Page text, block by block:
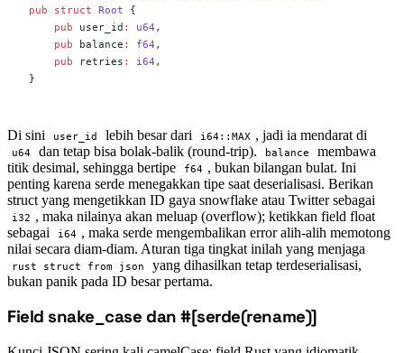
pub struct Root {
    pub
user_id : u64 ,
    pub
balance : f64 ,
    pub
retries : i64 ,
}
Di sini user_id lebih besar dari i64::MAX , jadi ia mendarat di
u64 dan tetap bisa bolak-balik (round-trip). balance
membawa
titik desimal, sehingga bertipe
f64 , bukan bilangan bulat. Ini
penting karena serde menegakkan tipe saat deserialisasi. Berikan
struct yang mengetikkan ID gaya snowflake atau Twitter sebagai
i32 , maka nilainya akan meluap (overflow); ketikkan field float
sebagai
i64 , maka serde mengembalikan error alih-alih memotong
nilai secara diam-diam. Aturan tiga tingkat inilah yang menjaga
rust struct from json
yang dihasilkan tetap terdeserialisasi,
bukan panik pada ID besar pertama.
#
Field snake_case dan #[serde(rename)]